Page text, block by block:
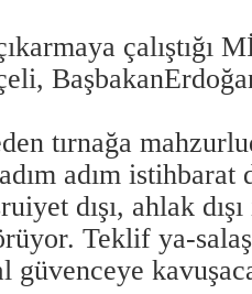
çalıştığı
tırnağa
adım
dışı, ahlak
Teklif ya-
güvenceye